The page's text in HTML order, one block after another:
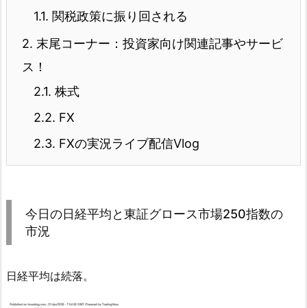
1.1. 関税政策に振り回される
2. 末尾コーナー：投資家向け関連記事やサービ
ス！
2.1. 株式
2.2. FX
2.3. FXの実況ライブ配信Vlog
今日の日経平均と東証グロース市場250指数の
市況
日経平均は続落。